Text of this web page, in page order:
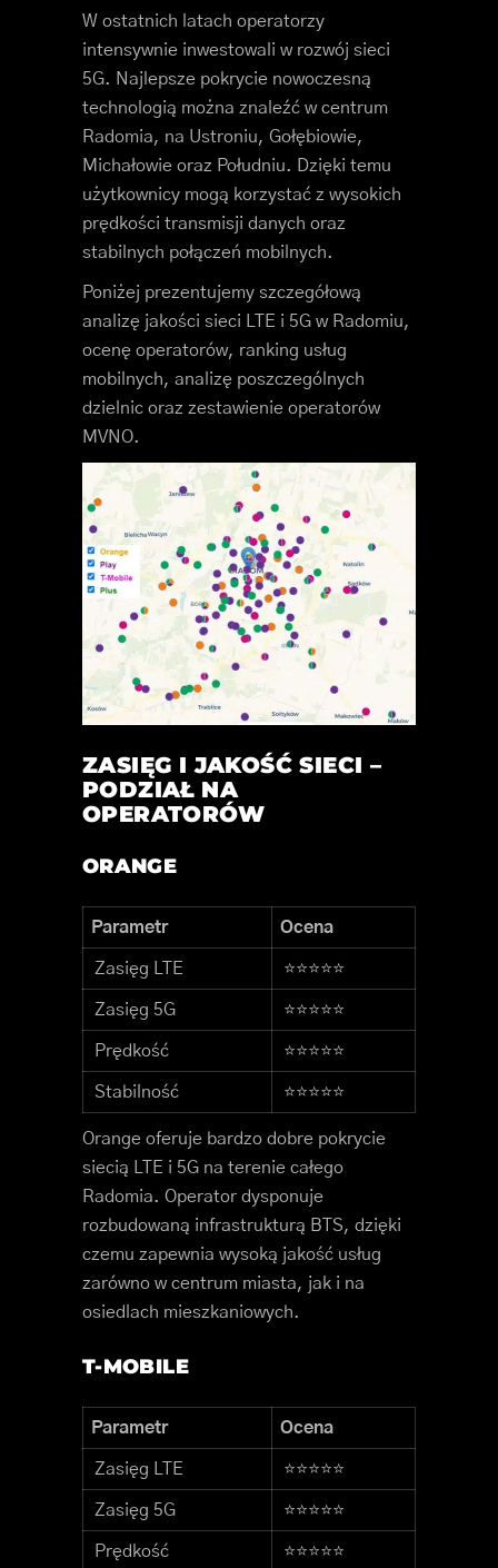
W ostatnich latach operatorzy
intensywnie inwestowali w rozwój sieci
5G. Najlepsze pokrycie nowoczesną
technologią można znaleźć w centrum
Radomia, na Ustroniu, Gołębiowie,
Michałowie oraz Południu. Dzięki temu
użytkownicy mogą korzystać z wysokich
prędkości transmisji danych oraz
stabilnych połączeń mobilnych.
Poniżej prezentujemy szczegółową
analizę jakości sieci LTE i 5G w Radomiu,
ocenę operatorów, ranking usług
mobilnych, analizę poszczególnych
dzielnic oraz zestawienie operatorów
MVNO.
ZASIĘG I JAKOŚĆ SIECI –
PODZIAŁ NA
OPERATORÓW
ORANGE
Parametr Ocena
Zasięg LTE ⭐⭐⭐⭐⭐
Zasięg 5G ⭐⭐⭐⭐⭐
Prędkość ⭐⭐⭐⭐⭐
Stabilność ⭐⭐⭐⭐⭐
Orange oferuje bardzo dobre pokrycie
siecią LTE i 5G na terenie całego
Radomia. Operator dysponuje
rozbudowaną infrastrukturą BTS, dzięki
czemu zapewnia wysoką jakość usług
zarówno w centrum miasta, jak i na
osiedlach mieszkaniowych.
T-MOBILE
Parametr Ocena
Zasięg LTE ⭐⭐⭐⭐⭐
Zasięg 5G ⭐⭐⭐⭐⭐
Prędkość ⭐⭐⭐⭐⭐